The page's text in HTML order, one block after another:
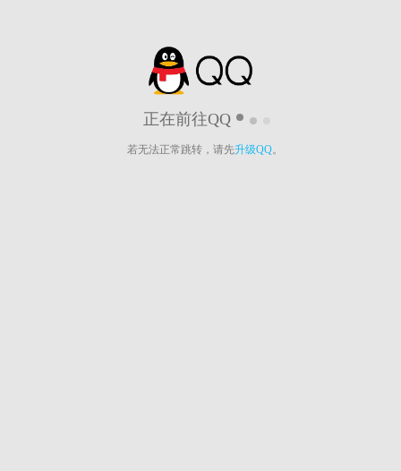
正在前往QQ
若无法正常跳转，请先升级QQ。